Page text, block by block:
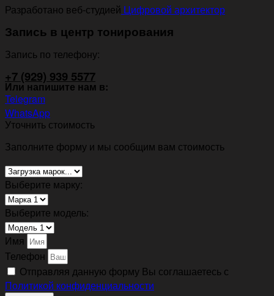
Разработано веб-студией Цифровой архитектор
Запись в центр тонирования
Запись по телефону:
+7 (929) 939 5577
Или напишите нам в:
Telegram
WhatsApp
Уточнить стоимость
Заполните форму и мы сообщим вам стоимость
Выберите марку:
Выберите модель:
Имя
Телефон
Отправляя данную форму Вы соглашаетесь с
Политикой конфиденциальности